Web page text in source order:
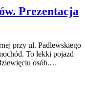
Prezentacja
przy ul. Padlewskiego
To lekki pojazd
osób.…